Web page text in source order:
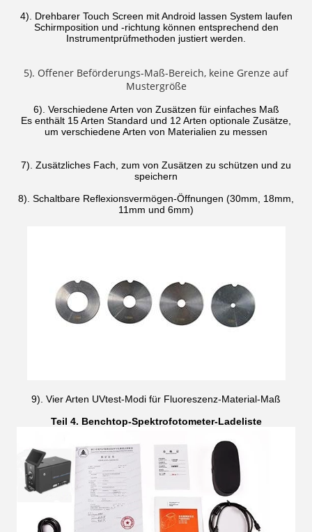
4). Drehbarer Touch Screen mit Android lassen System laufen
Schirmposition und -richtung können entsprechend den
Instrumentprüfmethoden justiert werden.
5). Offener Beförderungs-Maß-Bereich, keine Grenze auf
Mustergröße
6). Verschiedene Arten von Zusätzen für einfaches Maß
Es enthält 15 Arten Standard und 12 Arten optionale Zusätze,
um verschiedene Arten von Materialien zu messen
7). Zusätzliches Fach, zum von Zusätzen zu schützen und zu
speichern
8). Schaltbare Reflexionsvermögen-Öffnungen (30mm, 18mm,
11mm und 6mm)
9). Vier Arten UVtest-Modi für Fluoreszenz-Material-Maß
Teil 4. Benchtop-Spektrofotometer-Ladeliste